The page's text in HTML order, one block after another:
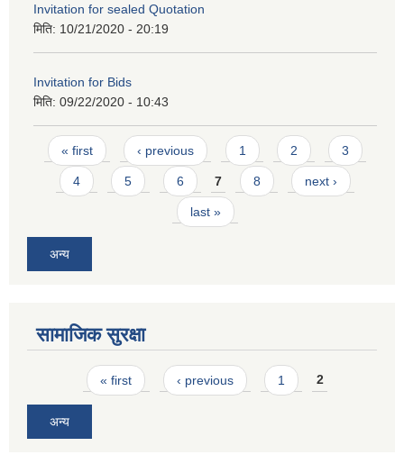
Invitation for sealed Quotation
मिति: 10/21/2020 - 20:19
Invitation for Bids
मिति: 09/22/2020 - 10:43
Pages
« first ‹ previous 1 2 3
4 5 6 7 8 next ›
last »
अन्य
सामाजिक सुरक्षा
Pages« first ‹ previous 1 2
अन्य